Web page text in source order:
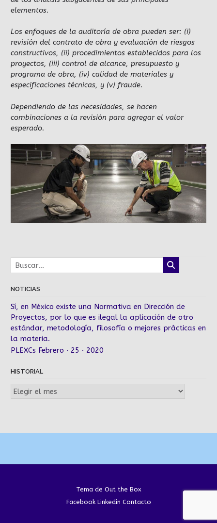
elementos.
Los enfoques de la auditoría de obra pueden ser: (i)
revisión del contrato de obra y evaluación de riesgos
constructivos, (ii) procedimientos establecidos para los
proyectos, (iii) control de alcance, presupuesto y
programa de obra, (iv) calidad de materiales y
especificaciones técnicas, y (v) fraude.
Dependiendo de las necesidades, se hacen
combinaciones a la revisión para agregar el valor
esperado.
NOTICIAS
Sí, en México existe una Normativa en Dirección de
Proyectos, por lo que es ilegal la aplicación de otro
estándar, metodología, filosofía o mejores prácticas en
la materia.
PLEXCs Febrero · 25 · 2020
HISTORIAL
Historial
Tema de Out the Box
Facebook Linkedin Contacto